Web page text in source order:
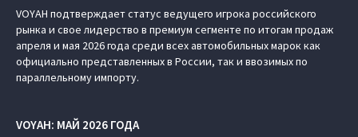
VOYAH подтверждает статус ведущего игрока российского
рынка и свое лидерство в премиум сегменте по итогам продаж
апреля и мая 2026 года среди всех автомобильных марок как
официально представленных в России, так и ввозимых по
параллельному импорту.
VOYAH: МАЙ 2026 ГОДА